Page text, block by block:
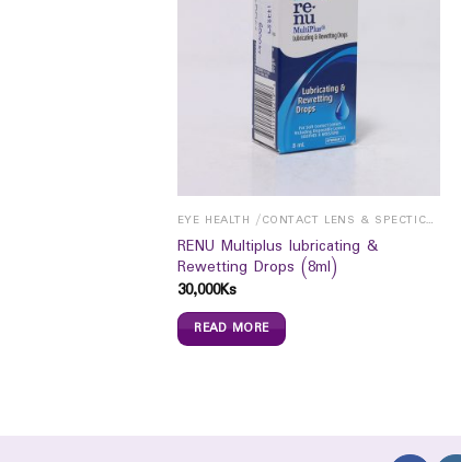
EYE HEALTH /CONTACT LENS & SPECTICALS
RENU Multiplus lubricating &
Rewetting Drops (8ml)
30,000Ks
READ MORE